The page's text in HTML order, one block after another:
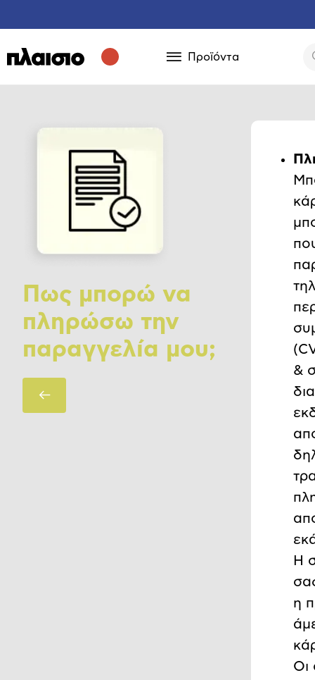
Προϊόντα
Πως μπορώ να
πληρώσω την
παραγγελία μου;
&
Η
η
Οι